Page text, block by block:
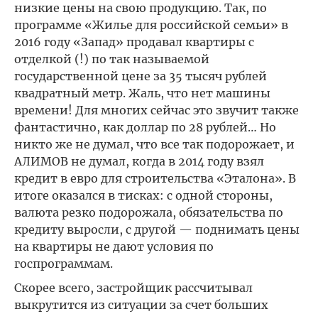
низкие цены на свою продукцию. Так, по
программе «Жилье для российской семьи» в
2016 году «Запад» продавал квартиры с
отделкой (!) по так называемой
государственной цене за 35 тысяч рублей
квадратный метр. Жаль, что нет машины
времени! Для многих сейчас это звучит также
фантастично, как доллар по 28 рублей… Но
никто же не думал, что все так подорожает, и
АЛИМОВ не думал, когда в 2014 году взял
кредит в евро для строительства «Эталона». В
итоге оказался в тисках: с одной стороны,
валюта резко подорожала, обязательства по
кредиту выросли, с другой — поднимать цены
на квартиры не дают условия по
госпрограммам.
Скорее всего, застройщик рассчитывал
выкрутится из ситуации за счет больших